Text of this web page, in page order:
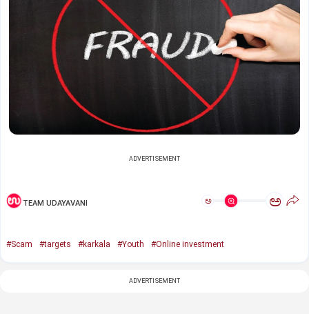
ADVERTISEMENT
TEAM UDAYAVANI ಅ ಅ
#Scam #targets #karkala #Youth #Online investment
ADVERTISEMENT